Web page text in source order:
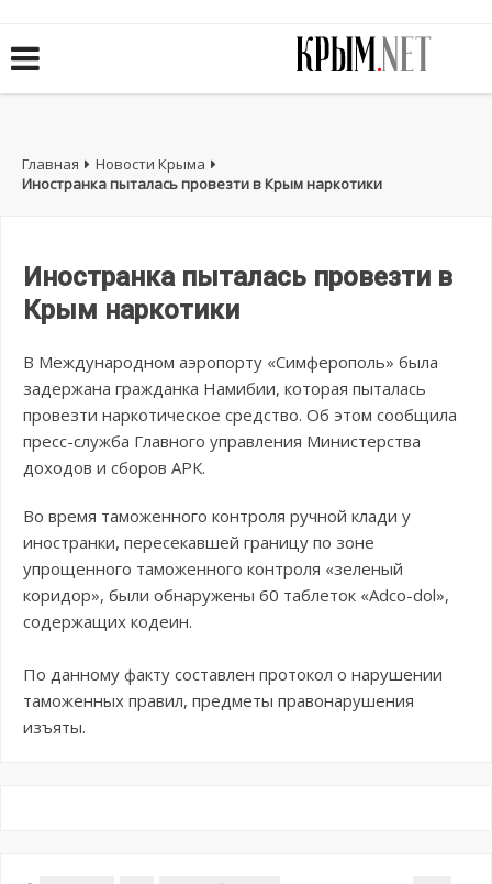
Главная
Новости Крыма
Иностранка пыталась провезти в Крым наркотики
Иностранка пыталась провезти в
Крым наркотики
В Международном аэропорту «Симферополь» была
задержана гражданка Намибии, которая пыталась
провезти наркотическое средство. Об этом сообщила
пресс-служба Главного управления Министерства
доходов и сборов АРК.
Во время таможенного контроля ручной клади у
иностранки, пересекавшей границу по зоне
упрощенного таможенного контроля «зеленый
коридор», были обнаружены 60 таблеток «Adco-dol»,
содержащих кодеин.
По данному факту составлен протокол о нарушении
таможенных правил, предметы правонарушения
изъяты.